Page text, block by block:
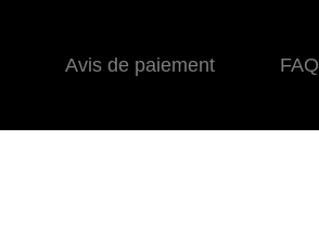
Avis de paiement FAQ